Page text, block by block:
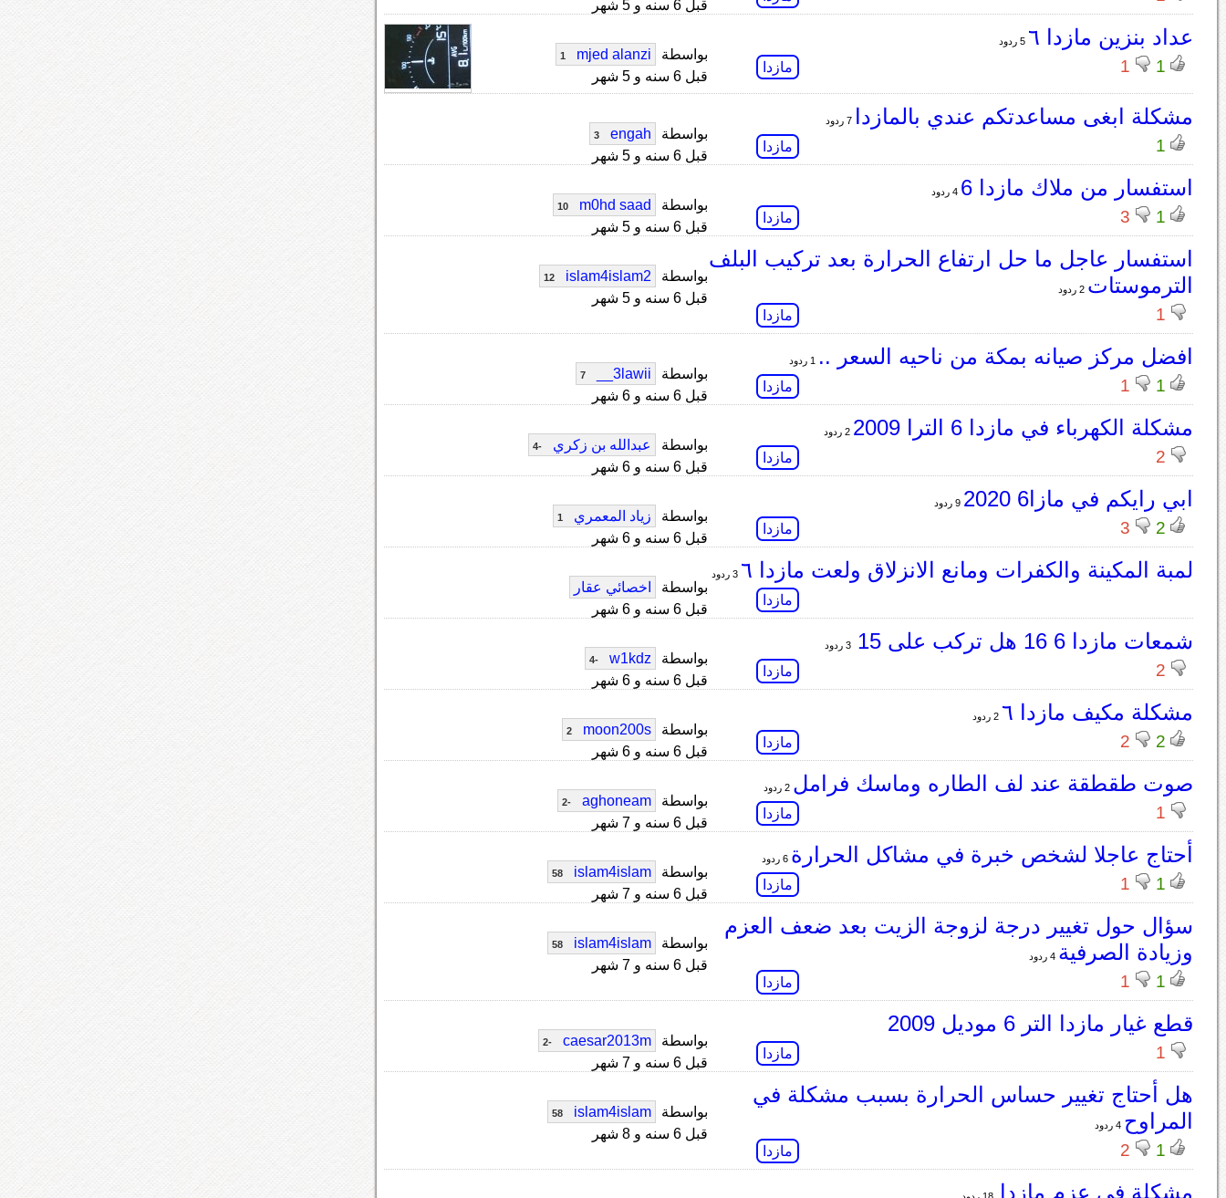
قبل 6 سنه و 5 شهر
عداد بنزين مازدا ٦ 5 ردود
1
1 مازدا
بواسطة mjed alanzi
1
قبل 6 سنه و 5 شهر
مشكلة ابغى مساعدتكم عندي بالمازدا 7 ردود
1 مازدا
بواسطة engah
3
قبل 6 سنه و 5 شهر
استفسار من ملاك مازدا 6 4 ردود
1
3 مازدا
بواسطة m0hd saad
10
قبل 6 سنه و 5 شهر
استفسار عاجل ما حل ارتفاع الحرارة بعد تركيب البلف
الترموستات 2 ردود
1 مازدا
بواسطة islam4islam2
12
قبل 6 سنه و 5 شهر
افضل مركز صيانه بمكة من ناحيه السعر ..
1
1 مازدا
بواسطة 3lawii__
7
قبل 6 سنه و 6 شهر
مشكلة الكهرباء في مازدا 6 الترا 2009 2 ردود
2 مازدا
بواسطة عبدالله بن زكري -4
قبل 6 سنه و 6 شهر
ابي رايكم في مازا6 2020 9 ردود
2
3 مازدا
بواسطة زياد المعمري 1
قبل 6 سنه و 6 شهر
لمبة المكينة والكفرات ومانع الانزلاق ولعت مازدا ٦ 3 ردود
مازدا
بواسطة
اخصائي عقار
قبل 6 سنه و 6 شهر
شمعات مازدا 6 16 هل تركب على 15 3 ردود
2 مازدا
بواسطة w1kdz
-4
قبل 6 سنه و 6 شهر
مشكلة مكيف مازدا ٦ 2 ردود
2
2 مازدا
بواسطة moon200s
2
قبل 6 سنه و 6 شهر
صوت طقطقة عند لف الطاره وماسك فرامل 2 ردود
1 مازدا
بواسطة aghoneam
-2
قبل 6 سنه و 7 شهر
أحتاج عاجلا لشخص خبرة في مشاكل الحرارة 6 ردود
1
1 مازدا
بواسطة islam4islam
58
قبل 6 سنه و 7 شهر
سؤال حول تغيير درجة لزوجة الزيت بعد ضعف العزم
وزيادة الصرفية 4 ردود
1
1 مازدا
بواسطة islam4islam
58
قبل 6 سنه و 7 شهر
قطع غيار مازدا التر 6 موديل 2009
1 مازدا
بواسطة caesar2013m
-2
قبل 6 سنه و 7 شهر
هل أحتاج تغيير حساس الحرارة بسبب مشكلة في
المراوح 4 ردود
1
2 مازدا
بواسطة islam4islam
58
قبل 6 سنه و 8 شهر
مشكلة في عزم مازدا